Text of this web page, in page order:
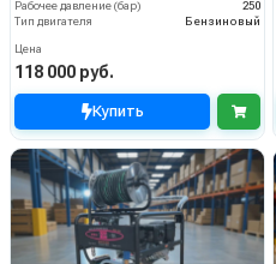
Рабочее давление (бар)
250
Тип двигателя
Бензиновый
Цена
118 000 руб.
Купить